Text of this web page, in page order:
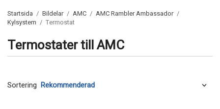
Startsida / Bildelar / AMC / AMC Rambler Ambassador /
Kylsystem / Termostat
Termostater till AMC
Sortering